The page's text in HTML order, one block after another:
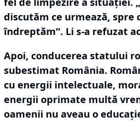
discutăm ce urmează, spre
îndreptăm”. Li s-a refuzat
Apoi, conducerea statului
subestimat România.
cu energii intelectuale,
energii oprimate multă
oamenii nu aveau o